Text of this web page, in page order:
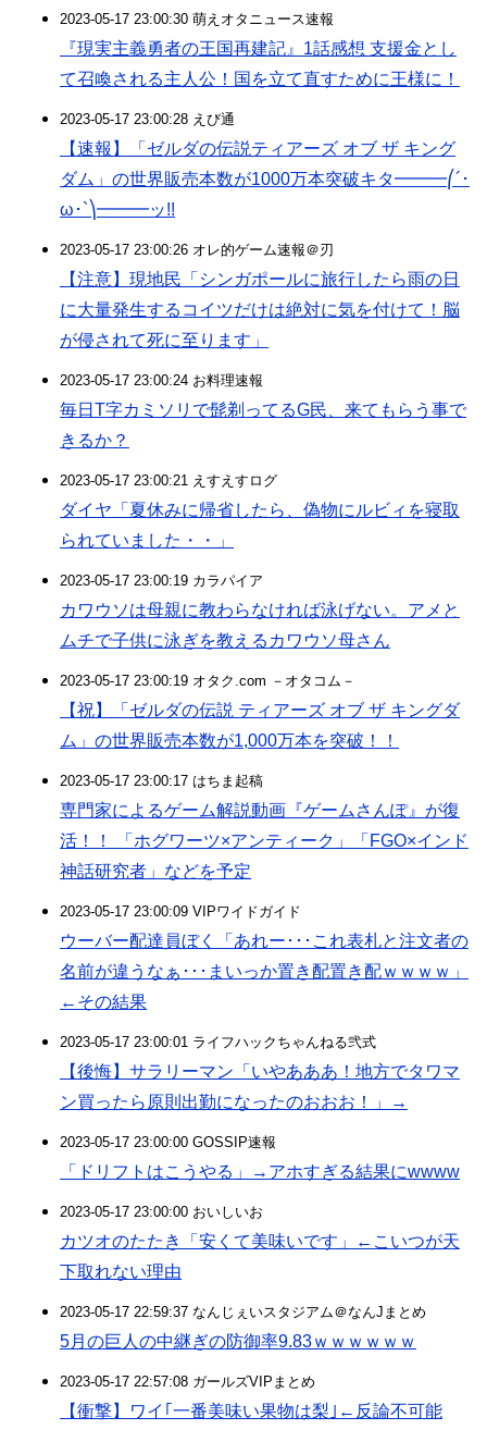
2023-05-17 23:00:30 萌えオタニュース速報
『現実主義勇者の王国再建記』1話感想 支援金とし
て召喚される主人公！国を立て直すために王様に！
2023-05-17 23:00:28 えび通
【速報】「ゼルダの伝説ティアーズ オブ ザ キング
ダム」の世界販売本数が1000万本突破キタ━━━⎛´･
ω･`⎞━━━ッ!!
2023-05-17 23:00:26 オレ的ゲーム速報＠刃
【注意】現地民「シンガポールに旅行したら雨の日
に大量発生するコイツだけは絶対に気を付けて！脳
が侵されて死に至ります」
2023-05-17 23:00:24 お料理速報
毎日T字カミソリで髭剃ってるG民、来てもらう事で
きるか？
2023-05-17 23:00:21 えすえすログ
ダイヤ「夏休みに帰省したら、偽物にルビィを寝取
られていました・・」
2023-05-17 23:00:19 カラパイア
カワウソは母親に教わらなければ泳げない。アメと
ムチで子供に泳ぎを教えるカワウソ母さん
2023-05-17 23:00:19 オタク.com －オタコム－
【祝】「ゼルダの伝説 ティアーズ オブ ザ キングダ
ム」の世界販売本数が1,000万本を突破！！
2023-05-17 23:00:17 はちま起稿
専門家によるゲーム解説動画『ゲームさんぽ』が復
活！！ 「ホグワーツ×アンティーク」「FGO×インド
神話研究者」などを予定
2023-05-17 23:00:09 VIPワイドガイド
ウーバー配達員ぼく「あれー･･･これ表札と注文者の
名前が違うなぁ･･･まいっか置き配置き配ｗｗｗｗ」
←その結果
2023-05-17 23:00:01 ライフハックちゃんねる弐式
【後悔】サラリーマン「いやあああ！地方でタワマ
ン買ったら原則出勤になったのおおお！」→
2023-05-17 23:00:00 GOSSIP速報
「ドリフトはこうやる」→アホすぎる結果にwwww
2023-05-17 23:00:00 おいしいお
カツオのたたき「安くて美味いです」←こいつが天
下取れない理由
2023-05-17 22:59:37 なんじぇいスタジアム＠なんJまとめ
5月の巨人の中継ぎの防御率9.83ｗｗｗｗｗｗ
2023-05-17 22:57:08 ガールズVIPまとめ
【衝撃】ワイ｢一番美味い果物は梨｣←反論不可能